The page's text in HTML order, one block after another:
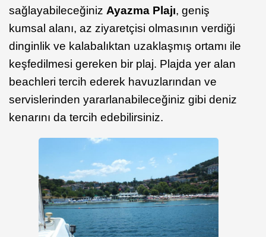
sağlayabileceğiniz Ayazma Plajı, geniş
kumsal alanı, az ziyaretçisi olmasının verdiği
dinginlik ve kalabalıktan uzaklaşmış ortamı ile
keşfedilmesi gereken bir plaj. Plajda yer alan
beachleri tercih ederek havuzlarından ve
servislerinden yararlanabileceğiniz gibi deniz
kenarını da tercih edebilirsiniz.